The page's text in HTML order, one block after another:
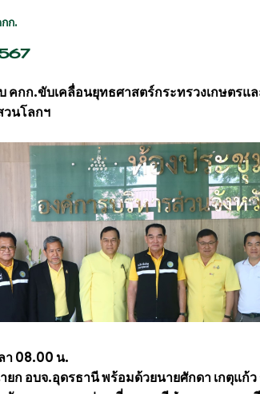
ก.
คกก.ขับเคลื่อนยุทธศาสตร์กระทรวงเกษตรแ
นโลกฯ
า 08.00 น.
ยก อบจ.อุดรธานี พร้อมด้วยนายศักดา เกตุแก้